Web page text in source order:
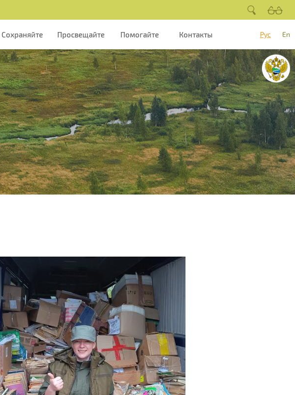
Сохраняйте Просвещайте Помогайте Контакты Рус En